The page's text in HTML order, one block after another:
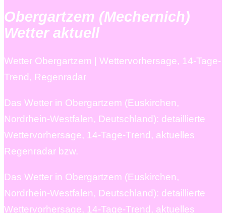
Obergartzem (Mechernich)
Wetter aktuell
Wetter Obergartzem | Wettervorhersage, 14-Tage-
Trend, Regenradar
Das Wetter in Obergartzem (Euskirchen,
Nordrhein-Westfalen, Deutschland): detaillierte
Wettervorhersage, 14-Tage-Trend, aktuelles
Regenradar bzw.
Das Wetter in Obergartzem (Euskirchen,
Nordrhein-Westfalen, Deutschland): detaillierte
Wettervorhersage, 14-Tage-Trend, aktuelles